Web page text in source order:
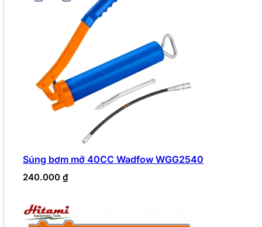
Súng bơm mỡ 40CC Wadfow WGG2540
240.000 ₫